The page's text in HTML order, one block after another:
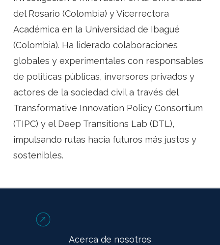
del Rosario (Colombia) y Vicerrectora
Académica en la Universidad de Ibagué
(Colombia). Ha liderado colaboraciones
globales y experimentales con responsables
de políticas públicas, inversores privados y
actores de la sociedad civil a través del
Transformative Innovation Policy Consortium
(TIPC) y el Deep Transitions Lab (DTL),
impulsando rutas hacia futuros más justos y
sostenibles.
Acerca de nosotros